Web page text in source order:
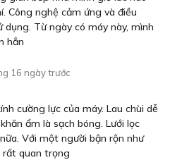
sáng, dễ dàng quan sát bếp
nướng
hiệu quả, cung cấp ánh
nấu. Ánh sáng này giúp
điều chỉnh các thao
xác.
mà còn tiết kiệm điện năng
Công nghệ cảm ứng và điều
dụng. Từ ngày có máy này, mình
hẳn
16 ngày trước
cường lực của máy. Lau chùi dễ
ẩm là sạch bóng. Lưới lọc
Với một người bận rộn như
rất quan trọng